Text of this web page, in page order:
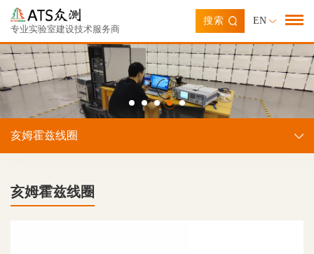
专业实验室建设技术服务商
搜索 EN
亥姆霍兹线圈
亥姆霍兹线圈